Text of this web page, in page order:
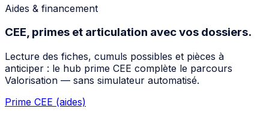
Aides & financement
CEE, primes et articulation avec vos dossiers.
Lecture des fiches, cumuls possibles et pièces à
anticiper : le hub prime CEE complète le parcours
Valorisation — sans simulateur automatisé.
Prime CEE (aides)